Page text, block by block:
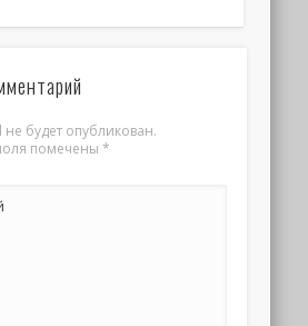
будет опубликован.
помечены *